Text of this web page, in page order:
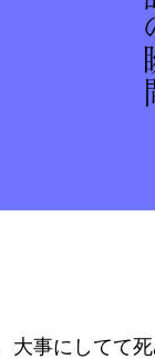
事にしてて